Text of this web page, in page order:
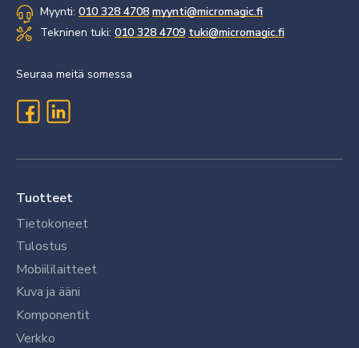
Myynti: 010 328 4708 myynti@micromagic.fi
Tekninen tuki: 010 328 4709 tuki@micromagic.fi
Seuraa meitä somessa
Tuotteet
Tietokoneet
Tulostus
Mobiililaitteet
Kuva ja ääni
Komponentit
Verkko